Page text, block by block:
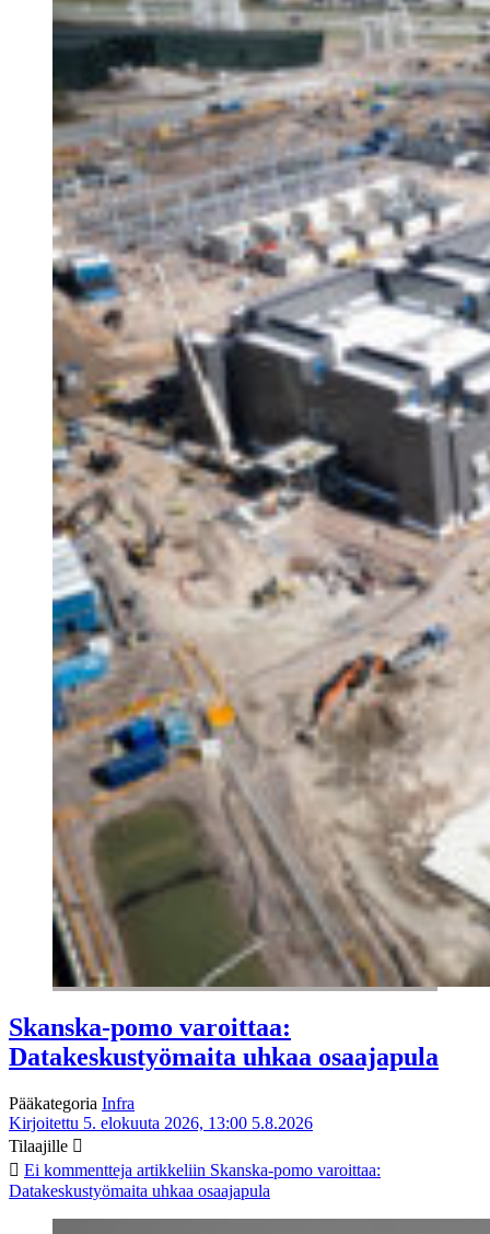
Skanska-pomo varoittaa:
Datakeskustyömaita uhkaa osaajapula
Pääkategoria Infra
Kirjoitettu 5. elokuuta 2026, 13:00 5.8.2026
Tilaajille
Ei kommentteja artikkeliin Skanska-pomo varoittaa:
Datakeskustyömaita uhkaa osaajapula